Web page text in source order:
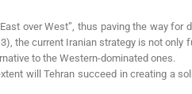
over West”, thus paving the way for
the current Iranian strategy is not only
to the Western-dominated ones.
will Tehran succeed in creating a